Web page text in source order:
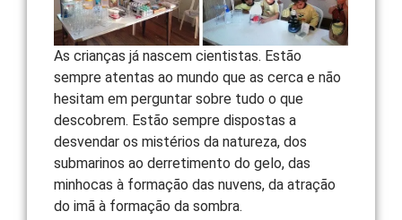
As crianças já nascem cientistas. Estão
sempre atentas ao mundo que as cerca e não
hesitam em perguntar sobre tudo o que
descobrem. Estão sempre dispostas a
desvendar os mistérios da natureza, dos
submarinos ao derretimento do gelo, das
minhocas à formação das nuvens, da atração
do imã à formação da sombra.